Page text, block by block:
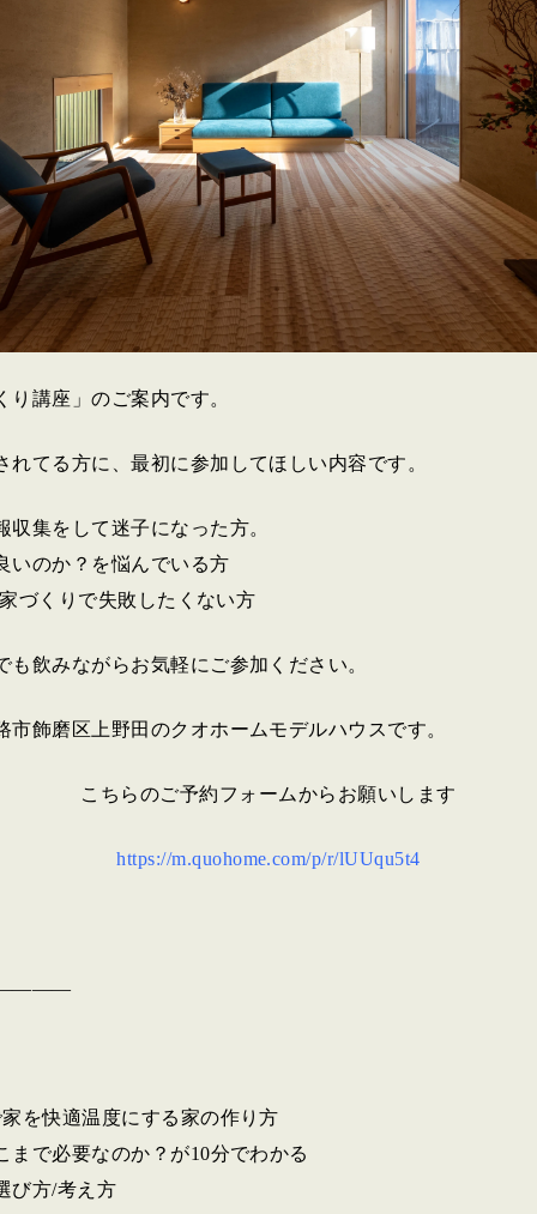
り講座」のご案内です。
れてる方に、最初に参加してほしい内容です。
収集をして迷子になった方。
いのか？を悩んでいる方
づくりで失敗したくない方
も飲みながらお気軽にご参加ください。
市飾磨区上野田のクオホームモデルハウスです。
こちらのご予約フォームからお願いします
https://m.quohome.com/p/r/lUUqu5t4
を快適温度にする家の作り方
まで必要なのか？が10分でわかる
び方/考え方